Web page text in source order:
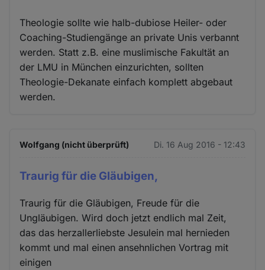
Theologie sollte wie halb-dubiose Heiler- oder
Coaching-Studiengänge an private Unis verbannt
werden. Statt z.B. eine muslimische Fakultät an
der LMU in München einzurichten, sollten
Theologie-Dekanate einfach komplett abgebaut
werden.
Wolfgang (nicht überprüft) Di. 16 Aug 2016 - 12:43
Traurig für die Gläubigen,
Traurig für die Gläubigen, Freude für die
Ungläubigen. Wird doch jetzt endlich mal Zeit,
das das herzallerliebste Jesulein mal hernieden
kommt und mal einen ansehnlichen Vortrag mit
einigen